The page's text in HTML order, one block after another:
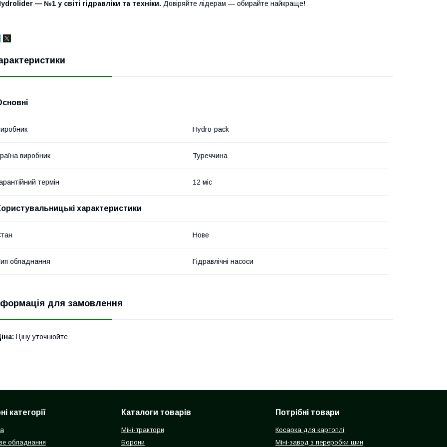
— №1 у світі гідравліки та техніки. Довіряйте лідерам — обирайте найкраще!
Hydro-pack
виробник Туреччина
термін 12 міс
характеристики
Нове
обладнання Гідравлічні насоси
для замовлення
Ціну уточнюйте
категорії
обладнання
Каталоги товарів
Міні-трактори
Борони
Потрібні товари
Косарка для картоплі
Міні-завод з переробки шин